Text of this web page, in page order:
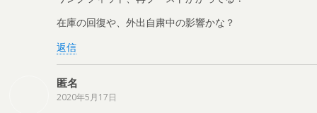
在庫の回復や、外出自粛中の影響かな？
返信
匿名
2020年5月17日